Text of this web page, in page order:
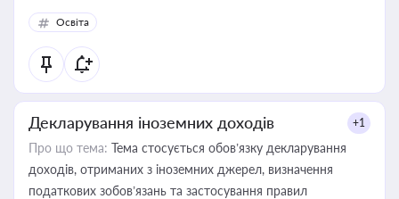
Освіта
Декларування іноземних доходів +1
Про що тема: Тема стосується обов’язку декларування
доходів, отриманих з іноземних джерел, визначення
податкових зобов’язань та застосування правил